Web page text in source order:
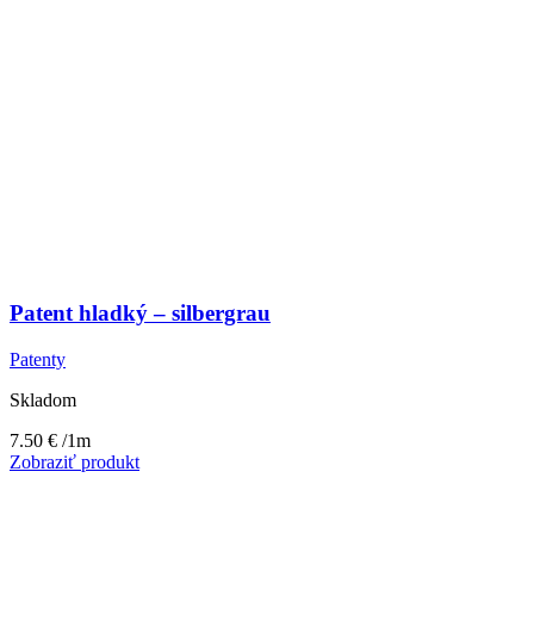
Patent hladký – silbergrau
Patenty
Skladom
7.50 € /1m
Zobraziť produkt